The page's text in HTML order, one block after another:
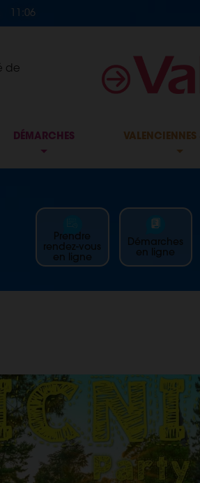
11:06
de
DÉMARCHES VALENCIENNES
Prendre
rendez-vous
en ligne
Démarches
en ligne